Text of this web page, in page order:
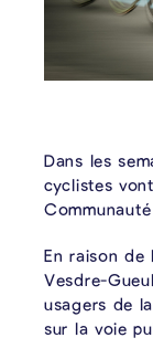
Dans les
cyclistes
En raison de
Vesdre-
usagers de
sur la voie